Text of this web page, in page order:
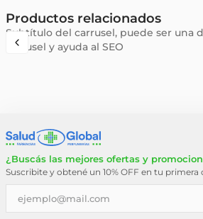
Productos relacionados
Subtítulo del carrusel, puede ser una
carrusel y ayuda al SEO
¿Buscás las mejores ofertas y
Suscribite y obtené un 10% OFF en tu primera